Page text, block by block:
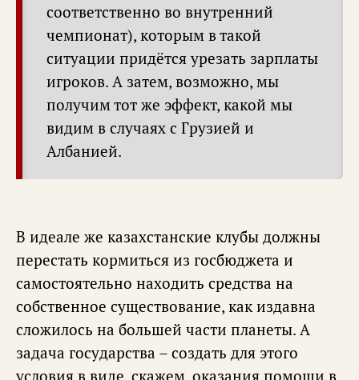
соответственно во внутренний
чемпионат), которым в такой
ситуации придётся урезать зарплаты
игроков. А затем, возможно, мы
получим тот же эффект, какой мы
видим в случаях с Грузией и
Албанией.
В идеале же казахстанские клубы должны
перестать кормиться из госбюджета и
самостоятельно находить средства на
собственное существование, как издавна
сложилось на большей части планеты. А
задача государства – создать для этого
условия в виде, скажем, оказания помощи в